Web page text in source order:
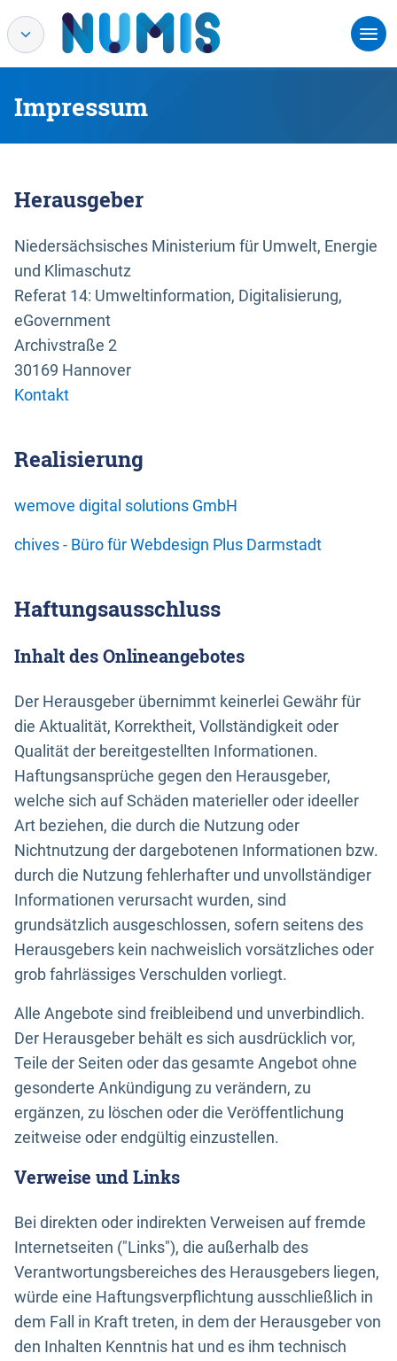
Impressum
Herausgeber
Niedersächsisches Ministerium für Umwelt, Energie
und Klimaschutz
Referat 14: Umweltinformation, Digitalisierung,
eGovernment
Archivstraße 2
30169 Hannover
Kontakt
Realisierung
wemove digital solutions GmbH
chives - Büro für Webdesign Plus Darmstadt
Haftungsausschluss
Inhalt des Onlineangebotes
Der Herausgeber übernimmt keinerlei Gewähr für
die Aktualität, Korrektheit, Vollständigkeit oder
Qualität der bereitgestellten Informationen.
Haftungsansprüche gegen den Herausgeber,
welche sich auf Schäden materieller oder ideeller
Art beziehen, die durch die Nutzung oder
Nichtnutzung der dargebotenen Informationen bzw.
durch die Nutzung fehlerhafter und unvollständiger
Informationen verursacht wurden, sind
grundsätzlich ausgeschlossen, sofern seitens des
Herausgebers kein nachweislich vorsätzliches oder
grob fahrlässiges Verschulden vorliegt.
Alle Angebote sind freibleibend und unverbindlich.
Der Herausgeber behält es sich ausdrücklich vor,
Teile der Seiten oder das gesamte Angebot ohne
gesonderte Ankündigung zu verändern, zu
ergänzen, zu löschen oder die Veröffentlichung
zeitweise oder endgültig einzustellen.
Verweise und Links
Bei direkten oder indirekten Verweisen auf fremde
Internetseiten ("Links"), die außerhalb des
Verantwortungsbereiches des Herausgebers liegen,
würde eine Haftungsverpflichtung ausschließlich in
dem Fall in Kraft treten, in dem der Herausgeber von
den Inhalten Kenntnis hat und es ihm technisch